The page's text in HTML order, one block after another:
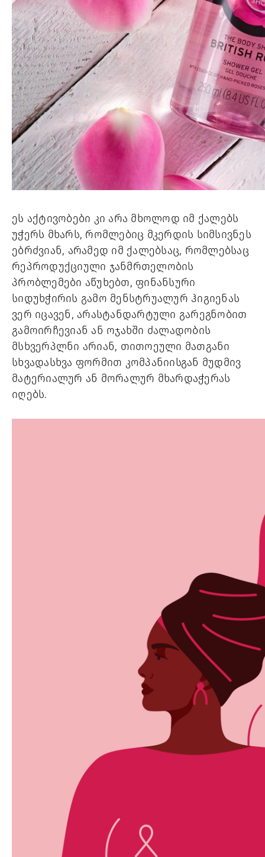
ეს აქტივობები კი არა მხოლოდ იმ ქალებს
უჭერს მხარს, რომლებიც მკერდის სიმსივნეს
ებრძვიან, არამედ იმ ქალებსაც, რომლებსაც
რეპროდუქციული ჯანმრთელობის
პრობლემები აწუხებთ, ფინანსური
სიდუხჭირის გამო მენსტრუალურ ჰიგიენას
ვერ იცავენ, არასტანდარტული გარეგნობით
გამოირჩევიან ან ოჯახში ძალადობის
მსხვერპლნი არიან, თითოეული მათგანი
სხვადასხვა ფორმით კომპანიისგან მუდმივ
მატერიალურ ან მორალურ მხარდაჭერას
იღებს.